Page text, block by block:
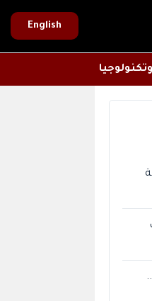
English